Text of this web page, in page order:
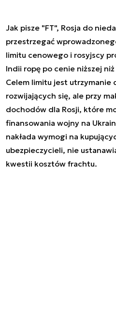
Jak pisze "FT", Rosja do
przestrzegać
limitu cenowego i rosyjscy
Indii ropę po cenie niższej
Celem limitu jest utrzymanie
rozwijających się, ale przy
dochodów dla Rosji, które
finansowania wojny na
nakłada wymogi na
ubezpieczycieli, nie
kwestii kosztów frachtu.